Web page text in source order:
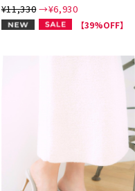
¥11,330→¥6,930
NEW 【39%OFF】